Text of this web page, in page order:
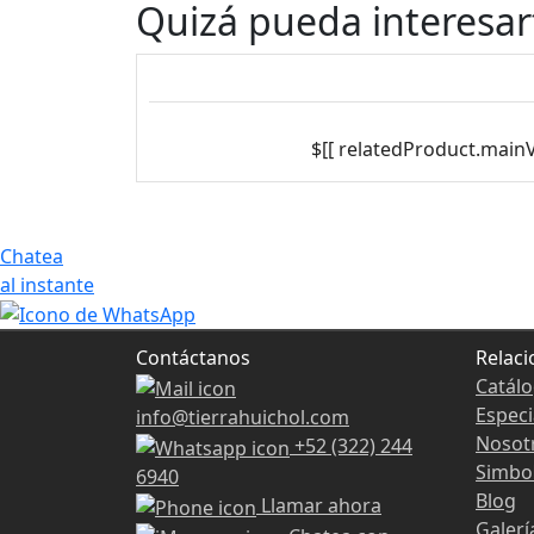
Quizá pueda
$[[
Chatea
al instante
Contáctanos
info@tierrahuichol.com
+52 (322) 244
6940
Llamar ahora
Blog